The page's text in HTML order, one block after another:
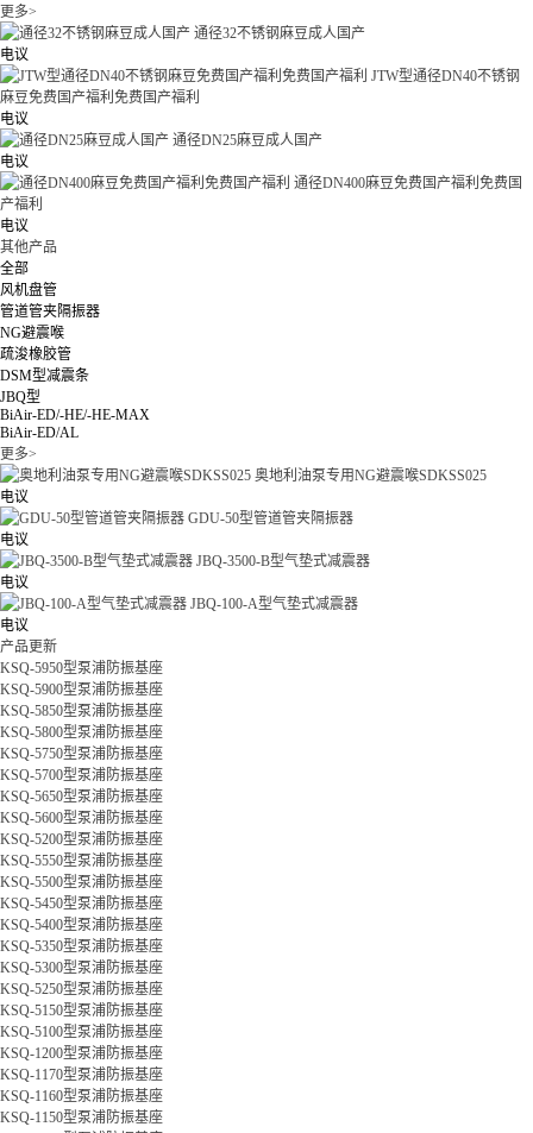
更多>
通径32不锈钢麻豆成人国产
电议
JTW型通径DN40不锈钢
麻豆免费国产福利免费国产福利
电议
通径DN25麻豆成人国产
电议
通径DN400麻豆免费国产福利免费国
产福利
电议
其他产品
全部
风机盘管
管道管夹隔振器
NG避震喉
疏浚橡胶管
DSM型减震条
JBQ型
BiAir-ED/-HE/-HE-MAX
BiAir-ED/AL
更多>
奥地利油泵专用NG避震喉SDKSS025
电议
GDU-50型管道管夹隔振器
电议
JBQ-3500-B型气垫式减震器
电议
JBQ-100-A型气垫式减震器
电议
产品更新
KSQ-5950型泵浦防振基座
KSQ-5900型泵浦防振基座
KSQ-5850型泵浦防振基座
KSQ-5800型泵浦防振基座
KSQ-5750型泵浦防振基座
KSQ-5700型泵浦防振基座
KSQ-5650型泵浦防振基座
KSQ-5600型泵浦防振基座
KSQ-5200型泵浦防振基座
KSQ-5550型泵浦防振基座
KSQ-5500型泵浦防振基座
KSQ-5450型泵浦防振基座
KSQ-5400型泵浦防振基座
KSQ-5350型泵浦防振基座
KSQ-5300型泵浦防振基座
KSQ-5250型泵浦防振基座
KSQ-5150型泵浦防振基座
KSQ-5100型泵浦防振基座
KSQ-1200型泵浦防振基座
KSQ-1170型泵浦防振基座
KSQ-1160型泵浦防振基座
KSQ-1150型泵浦防振基座